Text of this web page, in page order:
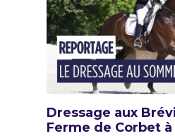
Dressage aux
Ferme de Corbet à